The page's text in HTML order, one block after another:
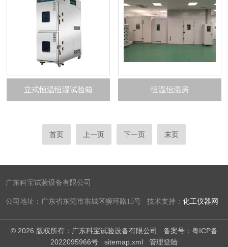
立式恒温恒湿试验箱 恒温恒湿房
首页 上一页 下一页 末页
广东科宝试验设备有限公司
公司地址：广东省东莞市东城区狮环路15号 技术支持：化工仪器网
© 2026 版权所有：广东科宝试验设备有限公司 备案号：粤ICP备
2022095966号
sitemap.xml 管理登陆